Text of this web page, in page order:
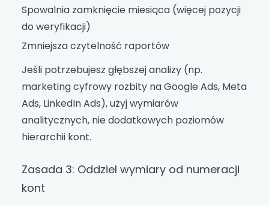
Spowalnia zamknięcie miesiąca (więcej pozycji
do weryfikacji)
Zmniejsza czytelność raportów
Jeśli potrzebujesz głębszej analizy (np.
marketing cyfrowy rozbity na Google Ads, Meta
Ads, LinkedIn Ads), użyj wymiarów
analitycznych, nie dodatkowych poziomów
hierarchii kont.
Zasada 3: Oddziel wymiary od numeracji
kont